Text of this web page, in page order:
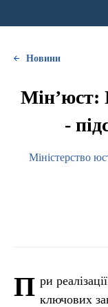
Новини
Мін’юст:
-
Міністерство
П ри
ключових